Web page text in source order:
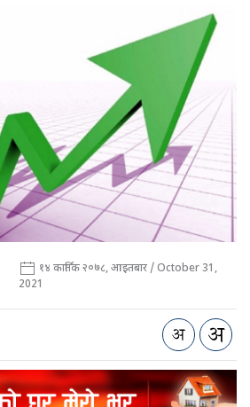
१४ कार्तिक २०७८, आइतबार / October 31,
2021